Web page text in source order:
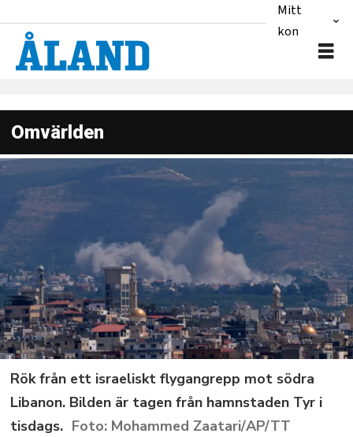
Mitt
konto
Omvärlden
Rök från ett israeliskt flygangrepp mot södra
Libanon. Bilden är tagen från hamnstaden Tyr i
tisdags.
Mohammed Zaatari/AP/TT